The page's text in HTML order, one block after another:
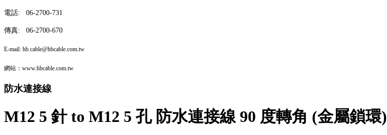
電話: 06-2700-731
傳真: 06-2700-670
E-mail: hb.cable@hbcable.com.tw
網站：www.hbcable.com.tw
防水連接線
M12 5 針 to M12 5 孔 防水連接線 90 度轉角 (金屬鎖環)